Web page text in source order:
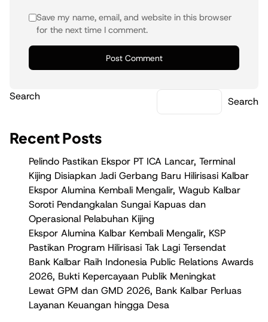
Save my name, email, and website in this browser
for the next time I comment.
Search Search
Recent Posts
Pelindo Pastikan Ekspor PT ICA Lancar, Terminal
Kijing Disiapkan Jadi Gerbang Baru Hilirisasi Kalbar
Ekspor Alumina Kembali Mengalir, Wagub Kalbar
Soroti Pendangkalan Sungai Kapuas dan
Operasional Pelabuhan Kijing
Ekspor Alumina Kalbar Kembali Mengalir, KSP
Pastikan Program Hilirisasi Tak Lagi Tersendat
Bank Kalbar Raih Indonesia Public Relations Awards
2026, Bukti Kepercayaan Publik Meningkat
Lewat GPM dan GMD 2026, Bank Kalbar Perluas
Layanan Keuangan hingga Desa